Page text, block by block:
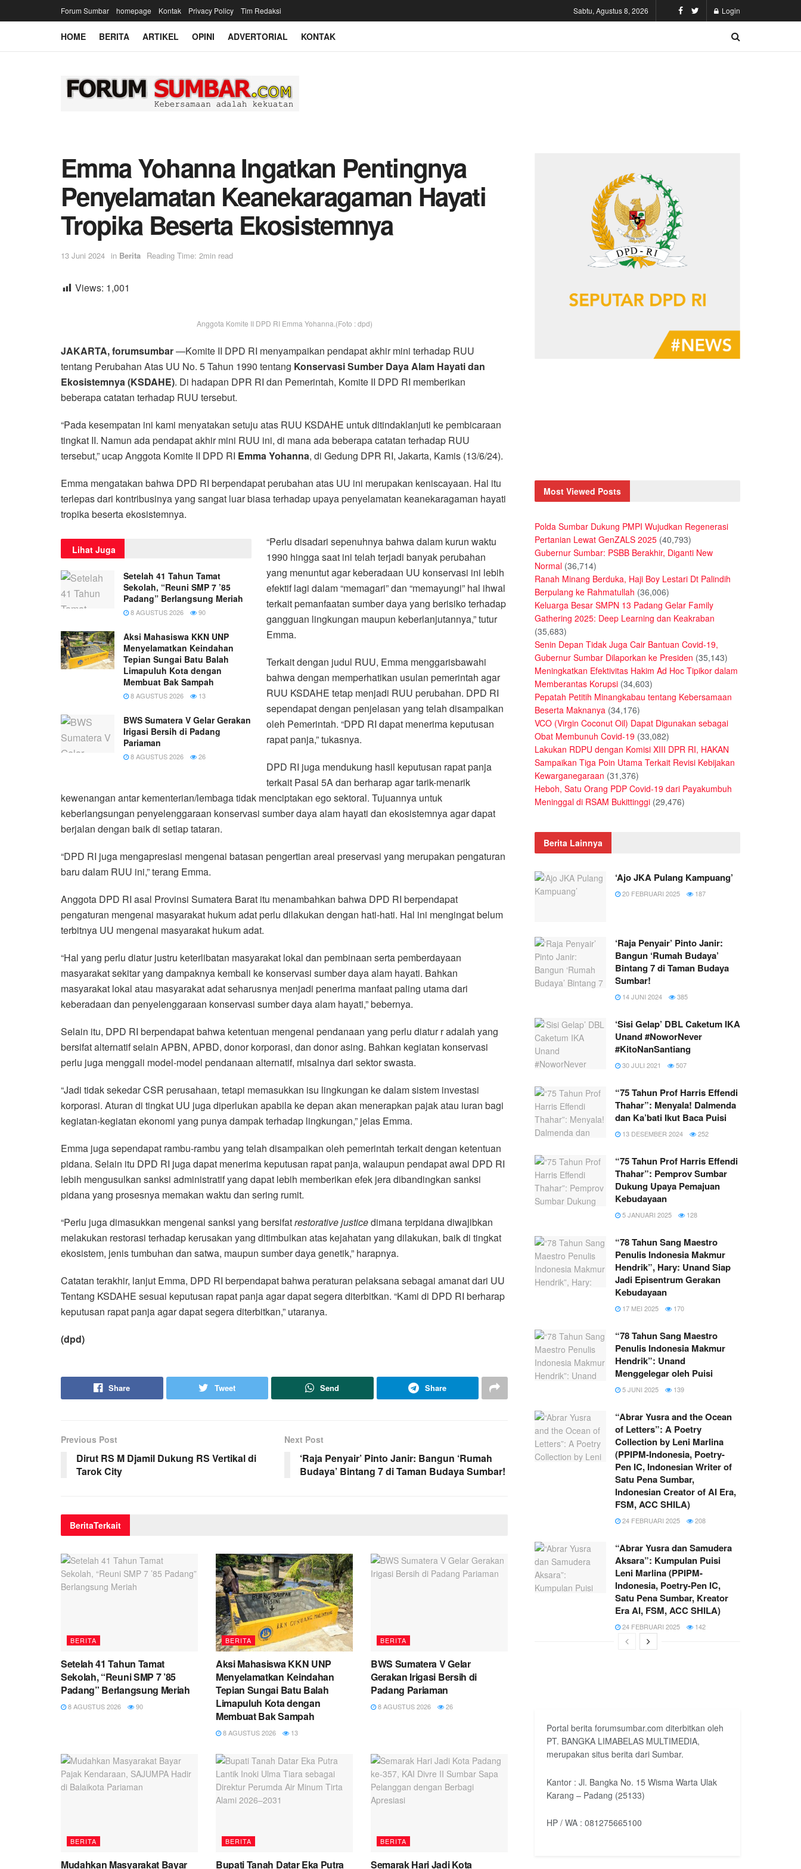
Forum Sumbar homepage Kontak Privacy Policy Tim Redaksi Sabtu, Agustus 8, 2026 Login
HOME BERITA ARTIKEL OPINI ADVERTORIAL KONTAK
Emma Yohanna Ingatkan Pentingnya
Penyelamatan Keanekaragaman Hayati
Tropika Beserta Ekosistemnya
13 Juni 2024 in Berita Reading Time: 2min read
Views: 1,001
Anggota Komite II DPD RI Emma Yohanna.(Foto : dpd)
JAKARTA, forumsumbar—Komite II DPD RI menyampaikan pendapat akhir mini terhadap RUU
tentang Perubahan Atas UU No. 5 Tahun 1990 tentang Konservasi Sumber Daya Alam Hayati dan
Ekosistemnya (KSDAHE). Di hadapan DPR RI dan Pemerintah, Komite II DPD RI memberikan
beberapa catatan terhadap RUU tersebut.
“Pada kesempatan ini kami menyatakan setuju atas RUU KSDAHE untuk ditindaklanjuti ke pembicaraan
tingkat II. Namun ada pendapat akhir mini RUU ini, di mana ada beberapa catatan terhadap RUU
tersebut,” ucap Anggota Komite II DPD RI Emma Yohanna, di Gedung DPR RI, Jakarta, Kamis (13/6/24).
Emma mengatakan bahwa DPD RI berpendapat perubahan atas UU ini merupakan keniscayaan. Hal itu
terlepas dari kontribusinya yang sangat luar biasa terhadap upaya penyelamatan keanekaragaman hayati
tropika beserta ekosistemnya.
Lihat Juga
Setelah 41 Tahun Tamat
Sekolah, “Reuni SMP 7 ’85
Padang” Berlangsung Meriah
8 AGUSTUS 2026 90
Aksi Mahasiswa KKN UNP
Menyelamatkan Keindahan
Tepian Sungai Batu Balah
Limapuluh Kota dengan
Membuat Bak Sampah
8 AGUSTUS 2026 13
BWS Sumatera V Gelar Gerakan
Irigasi Bersih di Padang
Pariaman
8 AGUSTUS 2026 26
“Perlu disadari sepenuhnya bahwa dalam kurun waktu
1990 hingga saat ini telah terjadi banyak perubahan
yang menuntut agar keberadaan UU konservasi ini lebih
efektif lagi dalam “memagari” dan “memayungi” hal ihwal
terkait pemanfaatan sumber daya yang berisiko terhadap
gangguan lingkungan maupun keberlanjutannya,” tutur
Emma.
Terkait dengan judul RUU, Emma menggarisbawahi
bahwa dengan memperhatikan usulan pemerintah agar
RUU KSDAHE tetap menjadi RUU perubahan. DPD RI
sependapat dengan penjelasan yang telah disampaikan
oleh Pemerintah. “DPD RI dapat menerima keputusan
rapat panja,” tukasnya.
DPD RI juga mendukung hasil keputusan rapat panja
terkait Pasal 5A dan berharap agar tarik-menarik
kewenangan antar kementerian/lembaga tidak menciptakan ego sektoral. Tujuannya untuk
keberlangsungan penyelenggaraan konservasi sumber daya alam hayati dan ekosistemnya agar dapat
berjalan dengan baik di setiap tataran.
“DPD RI juga mengapresiasi mengenai batasan pengertian areal preservasi yang merupakan pengaturan
baru dalam RUU ini,” terang Emma.
Anggota DPD RI asal Provinsi Sumatera Barat itu menambahkan bahwa DPD RI berpendapat
pengaturan mengenai masyarakat hukum adat perlu dilakukan dengan hati-hati. Hal ini mengingat belum
terbitnya UU mengenai masyarakat hukum adat.
“Hal yang perlu diatur justru keterlibatan masyarakat lokal dan pembinaan serta pemberdayaan
masyarakat sekitar yang dampaknya kembali ke konservasi sumber daya alam hayati. Bahkan
masyarakat lokal atau masyarakat adat seharusnya menjadi penerima manfaat paling utama dari
keberadaan dan penyelenggaraan konservasi sumber daya alam hayati,” bebernya.
Selain itu, DPD RI berpendapat bahwa ketentuan mengenai pendanaan yang perlu diatur r adalah yang
bersifat alternatif selain APBN, APBD, donor korporasi, dan donor asing. Bahkan kegiatan konservasi
perlu juga menggali model-model pendanaan alternatif, misalnya dari sektor swasta.
“Jadi tidak sekedar CSR perusahaan, tetapi memasukkan isu lingkungan ke dalam sistem investasi
korporasi. Aturan di tingkat UU juga diperlukan apabila ke depan akan menerapkan pajak atau iuran bagi
kegiatan-kegiatan ekonomi yang punya dampak terhadap lingkungan,” jelas Emma.
Emma juga sependapat rambu-rambu yang telah disampaikan oleh pemerintah terkait dengan ketentuan
pidana. Selain itu DPD RI juga dapat menerima keputusan rapat panja, walaupun pendapat awal DPD RI
lebih mengusulkan sanksi administratif yang dapat lebih memberikan efek jera dibandingkan sanksi
pidana yang prosesnya memakan waktu dan sering rumit.
“Perlu juga dimasukkan mengenai sanksi yang bersifatrestorative justicedimana terpidana diwajibkan
melakukan restorasi terhadap kerusakan yang ditimbulkan atas kejahatan yang dilakukan, baik di tingkat
ekosistem, jenis tumbuhan dan satwa, maupun sumber daya genetik,” harapnya.
Catatan terakhir, lanjut Emma, DPD RI berpendapat bahwa peraturan pelaksana sebagai amanat dari UU
Tentang KSDAHE sesuai keputusan rapat panja agar dapat segera diterbitkan. “Kami di DPD RI berharap
keputusan rapat panja agar dapat segera diterbitkan,” utaranya.
(dpd)
Share Tweet Send Share
Previous Post
Dirut RS M Djamil Dukung RS Vertikal di
Tarok City
Next Post
‘Raja Penyair’ Pinto Janir: Bangun ‘Rumah
Budaya’ Bintang 7 di Taman Budaya Sumbar!
BeritaTerkait
BERITA
Setelah 41 Tahun Tamat
Sekolah, “Reuni SMP 7 ’85
Padang” Berlangsung Meriah
8 AGUSTUS 2026 90
BERITA
Aksi Mahasiswa KKN UNP
Menyelamatkan Keindahan
Tepian Sungai Batu Balah
Limapuluh Kota dengan
Membuat Bak Sampah
8 AGUSTUS 2026 13
BERITA
BWS Sumatera V Gelar
Gerakan Irigasi Bersih di
Padang Pariaman
8 AGUSTUS 2026 26
BERITA
Mudahkan Masyarakat Bayar
BERITA
Bupati Tanah Datar Eka Putra
BERITA
Semarak Hari Jadi Kota
Most Viewed Posts
Polda Sumbar Dukung PMPI Wujudkan Regenerasi
Pertanian Lewat GenZALS 2025 (40,793)
Gubernur Sumbar: PSBB Berakhir, Diganti New
Normal (36,714)
Ranah Minang Berduka, Haji Boy Lestari Dt Palindih
Berpulang ke Rahmatullah (36,006)
Keluarga Besar SMPN 13 Padang Gelar Family
Gathering 2025: Deep Learning dan Keakraban
(35,683)
Senin Depan Tidak Juga Cair Bantuan Covid-19,
Gubernur Sumbar Dilaporkan ke Presiden (35,143)
Meningkatkan Efektivitas Hakim Ad Hoc Tipikor dalam
Memberantas Korupsi (34,603)
Pepatah Petitih Minangkabau tentang Kebersamaan
Beserta Maknanya (34,176)
VCO (Virgin Coconut Oil) Dapat Digunakan sebagai
Obat Membunuh Covid-19 (33,082)
Lakukan RDPU dengan Komisi XIII DPR RI, HAKAN
Sampaikan Tiga Poin Utama Terkait Revisi Kebijakan
Kewarganegaraan (31,376)
Heboh, Satu Orang PDP Covid-19 dari Payakumbuh
Meninggal di RSAM Bukittinggi (29,476)
Berita Lainnya
‘Ajo JKA Pulang Kampuang’
20 FEBRUARI 2025 187
‘Raja Penyair’ Pinto Janir:
Bangun ‘Rumah Budaya’
Bintang 7 di Taman Budaya
Sumbar!
14 JUNI 2024 385
‘Sisi Gelap’ DBL Caketum IKA
Unand #NoworNever
#KitoNanSantiang
30 JULI 2021 507
“75 Tahun Prof Harris Effendi
Thahar”: Menyala! Dalmenda
dan Ka’bati Ikut Baca Puisi
13 DESEMBER 2024 252
“75 Tahun Prof Harris Effendi
Thahar”: Pemprov Sumbar
Dukung Upaya Pemajuan
Kebudayaan
5 JANUARI 2025 128
“78 Tahun Sang Maestro
Penulis Indonesia Makmur
Hendrik”, Hary: Unand Siap
Jadi Episentrum Gerakan
Kebudayaan
17 MEI 2025 170
“78 Tahun Sang Maestro
Penulis Indonesia Makmur
Hendrik”: Unand
Menggelegar oleh Puisi
5 JUNI 2025 139
“Abrar Yusra and the Ocean
of Letters”: A Poetry
Collection by Leni Marlina
(PPIPM-Indonesia, Poetry-
Pen IC, Indonesian Writer of
Satu Pena Sumbar,
Indonesian Creator of AI Era,
FSM, ACC SHILA)
24 FEBRUARI 2025 208
“Abrar Yusra dan Samudera
Aksara”: Kumpulan Puisi
Leni Marlina (PPIPM-
Indonesia, Poetry-Pen IC,
Satu Pena Sumbar, Kreator
Era AI, FSM, ACC SHILA)
24 FEBRUARI 2025 142
Portal berita forumsumbar.com diterbitkan oleh
PT. BANGKA LIMABELAS MULTIMEDIA,
merupakan situs berita dari Sumbar.
Kantor : Jl. Bangka No. 15 Wisma Warta Ulak
Karang – Padang (25133)
HP / WA : 081275665100